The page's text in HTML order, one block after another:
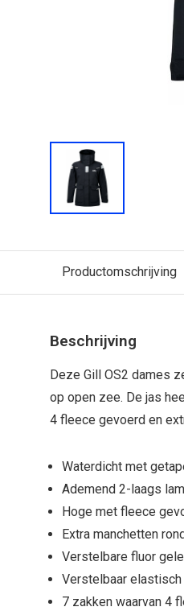
Productomschrijving
Beschrijving
Deze Gill OS2 dames
op open zee. De jas
4 fleece gevoerd en
Waterdicht met
Ademend 2-laags
Hoge met fleece
Extra manchetten
Verstelbare fluor
Verstelbaar
7 zakken waarvan 4